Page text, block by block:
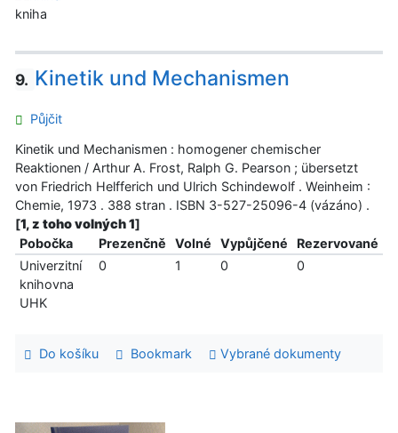
kniha
9. Kinetik und Mechanismen
Půjčit
Kinetik und Mechanismen : homogener chemischer
Reaktionen / Arthur A. Frost, Ralph G. Pearson ; übersetzt
von Friedrich Helfferich und Ulrich Schindewolf . Weinheim :
Chemie, 1973 . 388 stran . ISBN 3-527-25096-4 (vázáno) .
[1, z toho volných 1]
Pobočka
Prezenčně Volné Vypůjčené
Rezervované
Univerzitní
knihovna
UHK
0 1 0 0
Do košíku Bookmark Vybrané dokumenty